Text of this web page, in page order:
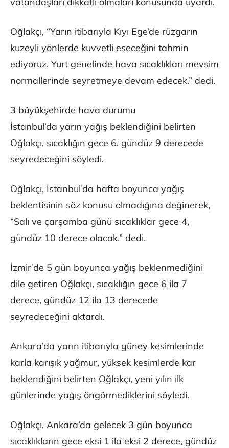
Oğlakçı, “Yarın itibarıyla Kıyı Ege’de rüzgarın
kuzeyli yönlerde kuvvetli eseceğini tahmin
ediyoruz. Yurt genelinde hava sıcaklıkları mevsim
normallerinde seyretmeye devam edecek.” dedi.
3 büyükşehirde hava durumu
İstanbul’da yarın yağış beklendiğini belirten
Oğlakçı, sıcaklığın gece 6, gündüz 9 derecede
seyredeceğini söyledi.
Oğlakçı, İstanbul’da hafta boyunca yağış
beklentisinin söz konusu olmadığına değinerek,
“Salı ve çarşamba günü sıcaklıklar gece 4,
gündüz 10 derece olacak.” dedi.
İzmir’de 5 gün boyunca yağış beklenmediğini
dile getiren Oğlakçı, sıcaklığın gece 6 ila 7
derece, gündüz 12 ila 13 derecede
seyredeceğini aktardı.
Ankara’da yarın itibarıyla güney kesimlerinde
karla karışık yağmur, yüksek kesimlerde kar
beklendiğini belirten Oğlakçı, yeni yılın ilk
günlerinde yağış öngörmediklerini söyledi.
Oğlakçı, Ankara’da gelecek 3 gün boyunca
sıcaklıkların gece eksi 1 ila eksi 2 derece, gündüz